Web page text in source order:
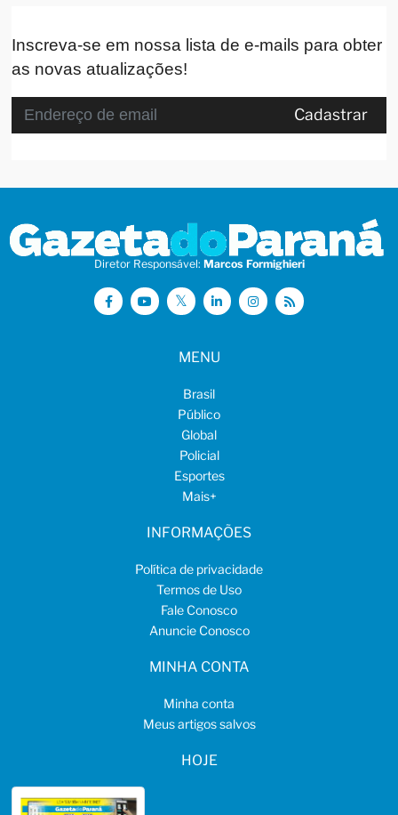
Inscreva-se em nossa lista de e-mails para obter
as novas atualizações!
Cadastrar
Diretor Responsável: Marcos Formighieri
MENU
Brasil
Público
Global
Policial
Esportes
Mais+
INFORMAÇÕES
Política de privacidade
Termos de Uso
Fale Conosco
Anuncie Conosco
MINHA CONTA
Minha conta
Meus artigos salvos
HOJE